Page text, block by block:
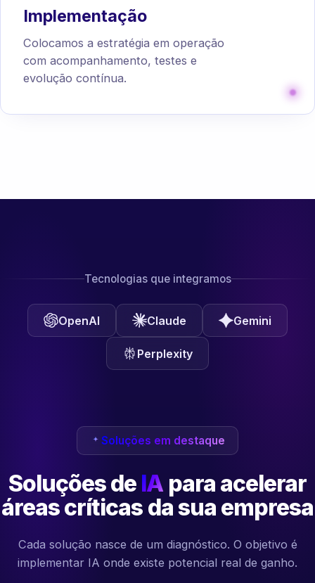
Implementação
Colocamos a estratégia em operação
com acompanhamento, testes e
evolução contínua.
Tecnologias que integramos
OpenAI Claude Gemini
Perplexity
Soluções em destaque
Soluções de IA para acelerar
áreas críticas da sua empresa
Cada solução nasce de um diagnóstico. O objetivo é
implementar IA onde existe potencial real de ganho.